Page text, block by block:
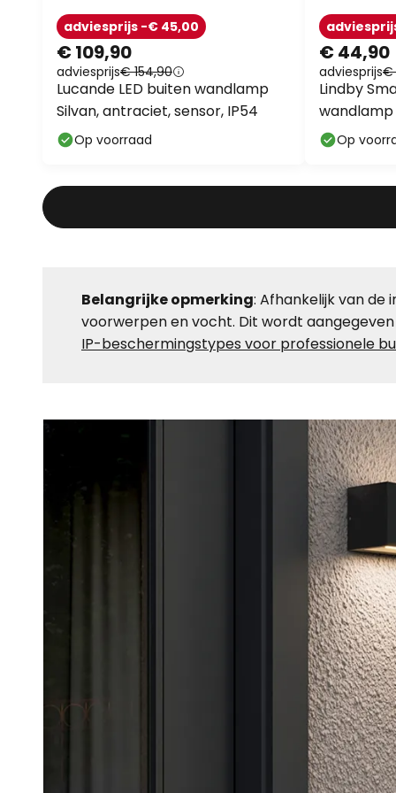
€ 109,90
adviesprijs€ 154,90
adviesprijs -€ 45,00
Lucande LED buiten wandlamp
Silvan, antraciet, sensor, IP54
Op voorraad
€ 44,90
adviesprijs€
Lindby
wandlamp
RGB Tuya
Op
Belangrijke opmerking: Afhankelijk van
voorwerpen en vocht. Dit wordt
IP-beschermingstypes voor professionele